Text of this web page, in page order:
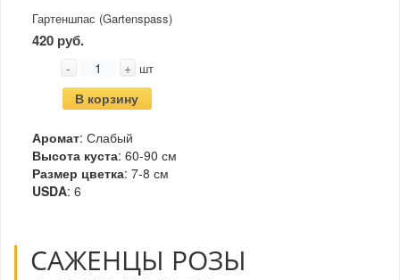
Гартеншпас (Gartenspass)
420 руб.
- + шт
В корзину
Аромат: Слабый
Высота куста: 60-90 см
Размер цветка: 7-8 см
USDA: 6
САЖЕНЦЫ РОЗЫ